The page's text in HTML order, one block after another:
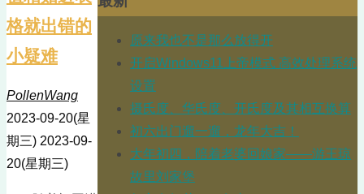
格就出错的
小疑难
PollenWang
2023-09-20(星
期三) 2023-09-
20(星期三)
原来我也不是那么放得开
开启Windows11上帝模式 高效处理系统
设置
摄氏度、华氏度、开氏度及其相互换算
初六出门遛一遛，龙年大吉！
大年初四，陪着老婆回娘家——游王琼
故里刘家堡